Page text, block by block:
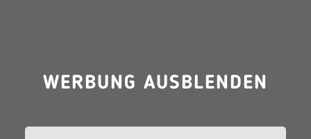
WERBUNG AUSBLENDEN